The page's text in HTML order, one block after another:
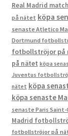
Real Madrid
på nätet köpa
senaste Atletico
Dortmund
fotbollströjor på
på nätet köpa
Juventus
nätet köpa
köpa senaste
senaste Paris
Madrid
fotbollströjor på